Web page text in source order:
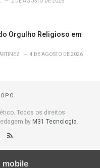
Orgulho Religioso em
4 DE AGOSTO DE 2026
Todos os direitos
by M31 Tecnologia
mobile